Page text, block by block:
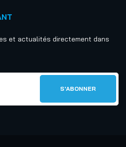
et actualités directement dans